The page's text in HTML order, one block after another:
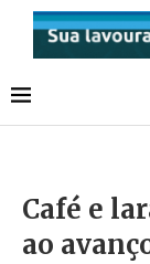
Café e
ao